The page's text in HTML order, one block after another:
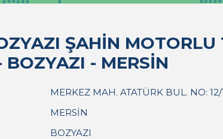
ŞAHİN MOTORLU
BOZYAZI - MERSİN
MERKEZ MAH. ATATÜRK BUL. NO:
MERSİN
BOZYAZI